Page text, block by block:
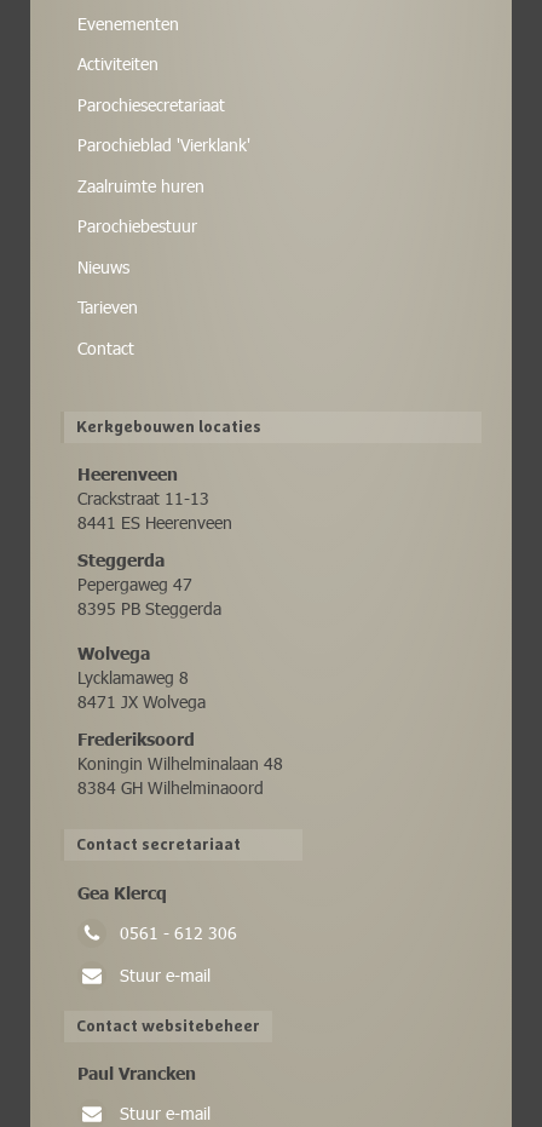
Evenementen
Activiteiten
Parochiesecretariaat
Parochieblad 'Vierklank'
Zaalruimte huren
Parochiebestuur
Nieuws
Tarieven
Contact
Kerkgebouwen locaties
Heerenveen
Crackstraat 11-13
8441 ES Heerenveen
Steggerda
Pepergaweg 47
8395 PB Steggerda
Wolvega
Lycklamaweg 8
8471 JX Wolvega
Frederiksoord
Koningin Wilhelminalaan 48
8384 GH Wilhelminaoord
Contact secretariaat
Gea Klercq
0561 - 612 306
Stuur e-mail
Contact websitebeheer
Paul Vrancken
Stuur e-mail